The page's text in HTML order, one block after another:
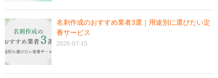
名刺作成のおすすめ業者3選｜用途別に選びたい定
番サービス
2026-07-15